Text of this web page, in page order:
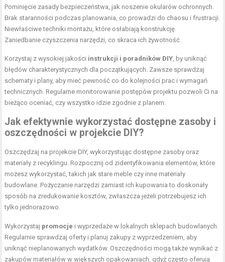
Pominięcie zasady bezpieczeństwa, jak noszenie okularów ochronnych.
Brak staranności podczas planowania, co prowadzi do chaosu i frustracji.
Niewłaściwe techniki montażu, które osłabiają konstrukcję.
Zaniedbanie czyszczenia narzędzi, co skraca ich żywotność.
Korzystaj z wysokiej jakości instrukcji i poradników DIY , by uniknąć
błędów charakterystycznych dla początkujących. Zawsze sprawdzaj
schematy i plany, aby mieć pewność co do kolejności prac i wymagań
technicznych. Regularne monitorowanie postępów projektu pozwoli Ci na
bieżąco oceniać, czy wszystko idzie zgodnie z planem.
Jak efektywnie wykorzystać dostępne zasoby i
oszczędności w projekcie DIY?
Oszczędzaj na projekcie DIY, wykorzystując dostępne zasoby oraz
materiały z recyklingu. Rozpocznij od zidentyfikowania elementów, które
możesz wykorzystać, takich jak stare meble czy inne materiały
budowlane. Pożyczanie narzędzi zamiast ich kupowania to doskonały
sposób na zredukowanie kosztów, zwłaszcza jeżeli potrzebujesz ich
tylko jednorazowo.
Wykorzystaj promocje i wyprzedaże w lokalnych sklepach budowlanych.
Regularnie sprawdzaj oferty i planuj zakupy z wyprzedzeniem, aby
uniknąć nieplanowanych wydatków. Oszczędności mogą także wynikać z
zakupów materiałów w większych opakowaniach, gdyż często oferują